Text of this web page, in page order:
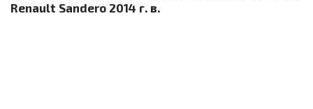
Renault Sandero 2014 г. в.